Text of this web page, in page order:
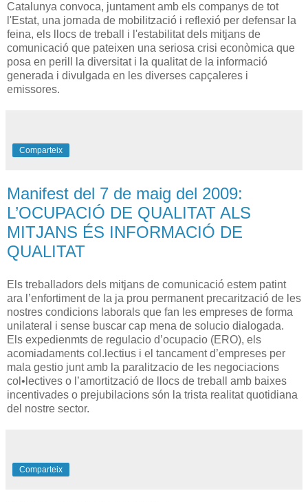
Catalunya convoca, juntament amb els companys de tot
l'Estat, una jornada de mobilització i reflexió per defensar la
feina, els llocs de treball i l'estabilitat dels mitjans de
comunicació que pateixen una seriosa crisi econòmica que
posa en perill la diversitat i la qualitat de la informació
generada i divulgada en les diverses capçaleres i
emissores.
Comparteix
Manifest del 7 de maig del 2009:
L’OCUPACIÓ DE QUALITAT ALS
MITJANS ÉS INFORMACIÓ DE
QUALITAT
Els treballadors dels mitjans de comunicació estem patint
ara l’enfortiment de la ja prou permanent precarització de les
nostres condicions laborals que fan les empreses de forma
unilateral i sense buscar cap mena de solucio dialogada.
Els expedienmts de regulacio d’ocupacio (ERO), els
acomiadaments col.lectius i el tancament d’empreses per
mala gestio junt amb la paralitzacio de les negociacions
col•lectives o l’amortització de llocs de treball amb baixes
incentivades o prejubilacions són la trista realitat quotidiana
del nostre sector.
Comparteix